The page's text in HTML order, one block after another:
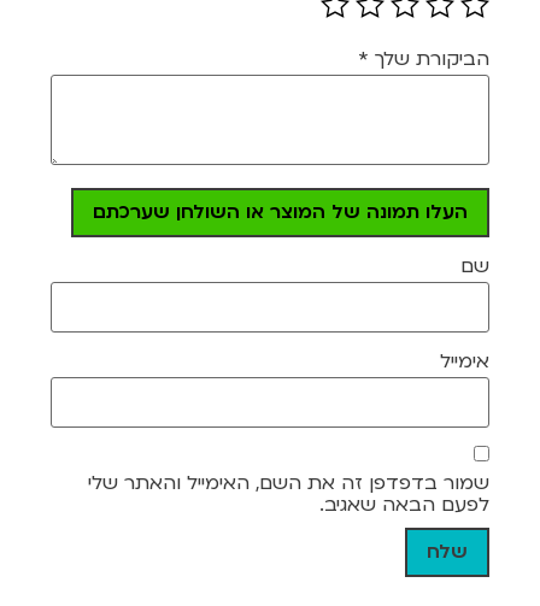
הביקורת שלך *
העלו תמונה של המוצר או השולחן שערכתם
שם
אימייל
שמור בדפדפן זה את השם, האימייל והאתר שלי
לפעם הבאה שאגיב.